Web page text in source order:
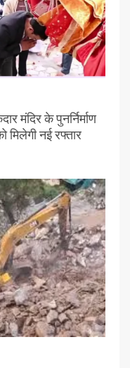
मंदिर के पुनर्निर्माण
मिलेगी नई रफ्तार